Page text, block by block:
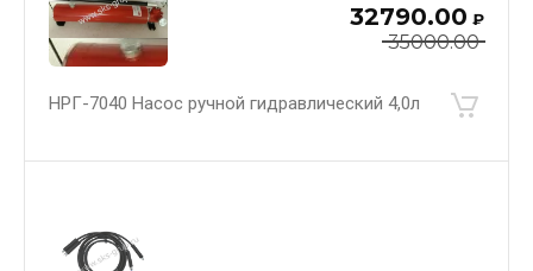
35000.00
32790.00 ₽
НРГ-7040 Насос ручной гидравлический 4,0л